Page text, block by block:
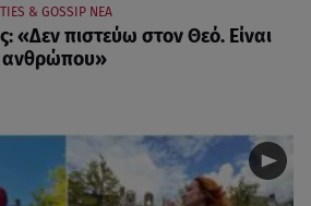
& GOSSIP ΝΕΑ
«Δεν πιστεύω στον Θεό. Είναι
ανθρώπου»